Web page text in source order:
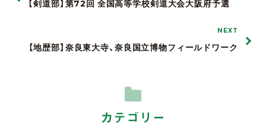
【剣道部】第72回 全国高等学校剣道大会大阪府予選
NEXT
【地歴部】奈良東大寺、奈良国立博物フィールドワーク
カテゴリー